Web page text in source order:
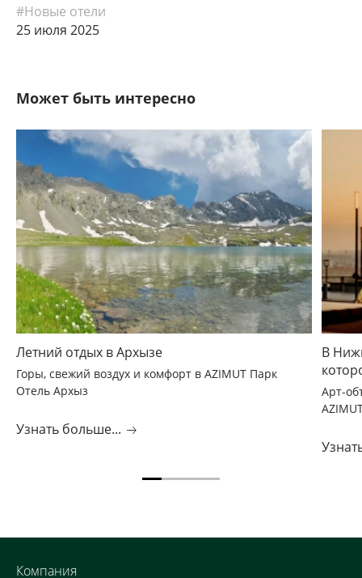
#Новые отели
25 июля 2025
Может быть интересно
Летний отдых в Архызе
Горы, свежий воздух и комфорт в AZIMUT Парк
Отель Архыз
Узнать больше...
В
Арт-
Компания